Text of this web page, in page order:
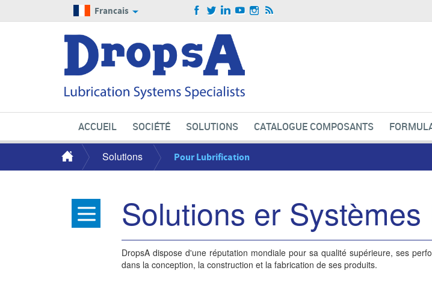
Francais
ACCUEIL SOCIÉTÉ SOLUTIONS CATALOGUE COMPOSANTS
Solutions Pour Lubrification
Solutions er
DropsA dispose d'une réputation mondiale pour sa qualité supérieure, ses
dans la conception, la construction et la fabrication de ses produits.